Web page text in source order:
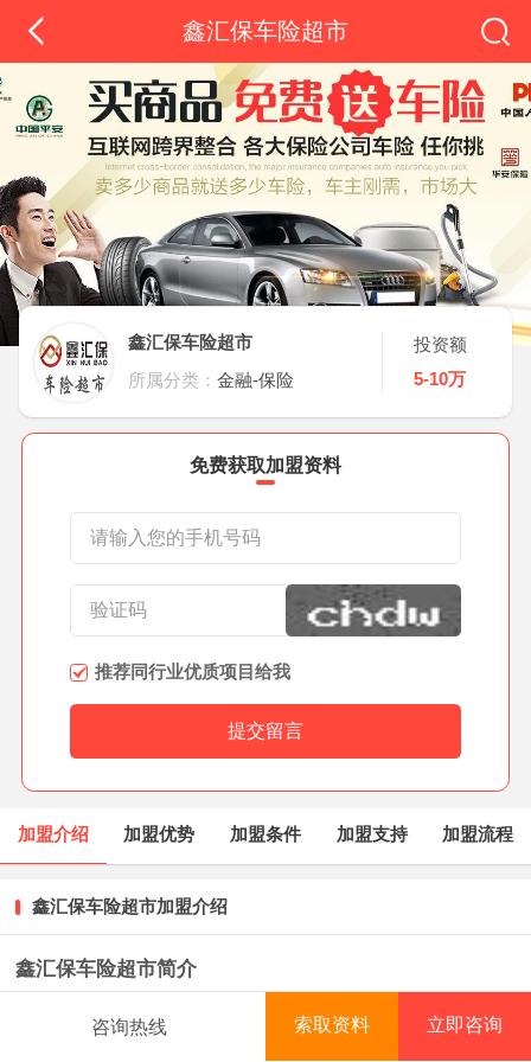
鑫汇保车险超市
鑫汇保车险超市
所属分类：金融-保险
投资额
5-10万
免费获取加盟资料
推荐同行业优质项目给我
加盟介绍 加盟优势 加盟条件 加盟支持 加盟流程
鑫汇保车险超市加盟介绍
鑫汇保车险超市简介
湖北鑫汇保商贸有限公司是一家致力于商品贸易与车辆
咨询热线 索取资料 立即咨询
首页